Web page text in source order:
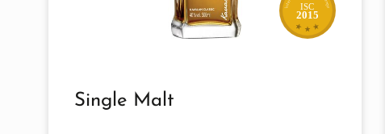
2015
ISC
Single Malt